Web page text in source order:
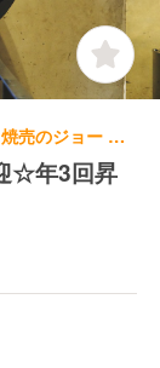
居酒屋, 中華料理・中国料理 | 店長・店長候補 | 焼売のジョー 立川店
☆年3回昇